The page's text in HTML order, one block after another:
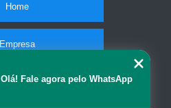
Home
Empresa
Missão
Olá! Fale agora pelo WhatsApp